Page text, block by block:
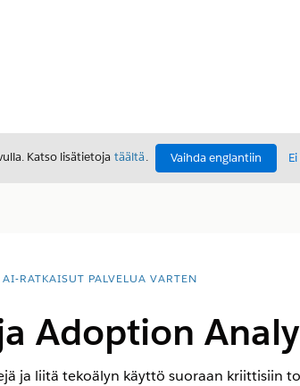
Katso lisätietoja täältä. Vaihda englantiin
AI-RATKAISUT PALVELUA VARTEN
Adoption
ja liitä tekoälyn käyttö suoraan kriittisiin